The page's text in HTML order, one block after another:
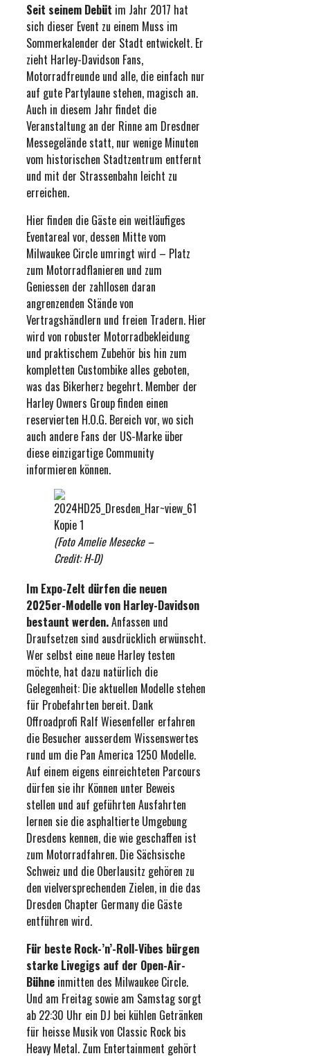
Seit seinem Debüt im Jahr 2017 hat
sich dieser Event zu einem Muss im
Sommerkalender der Stadt entwickelt. Er
zieht Harley-Davidson Fans,
Motorradfreunde und alle, die einfach nur
auf gute Partylaune stehen, magisch an.
Auch in diesem Jahr findet die
Veranstaltung an der Rinne am Dresdner
Messegelände statt, nur wenige Minuten
vom historischen Stadtzentrum entfernt
und mit der Strassenbahn leicht zu
erreichen.
Hier finden die Gäste ein weitläufiges
Eventareal vor, dessen Mitte vom
Milwaukee Circle umringt wird – Platz
zum Motorradflanieren und zum
Geniessen der zahllosen daran
angrenzenden Stände von
Vertragshändlern und freien Tradern. Hier
wird von robuster Motorradbekleidung
und praktischem Zubehör bis hin zum
kompletten Custombike alles geboten,
was das Bikerherz begehrt. Member der
Harley Owners Group finden einen
reservierten H.O.G. Bereich vor, wo sich
auch andere Fans der US-Marke über
diese einzigartige Community
informieren können.
(Foto Amelie Mesecke –
Credit: H-D)
Im Expo-Zelt dürfen die neuen
2025er-Modelle von Harley-Davidson
bestaunt werden.Anfassen und
Draufsetzen sind ausdrücklich erwünscht.
Wer selbst eine neue Harley testen
möchte, hat dazu natürlich die
Gelegenheit: Die aktuellen Modelle stehen
für Probefahrten bereit. Dank
Offroadprofi Ralf Wiesenfeller erfahren
die Besucher ausserdem Wissenswertes
rund um die Pan America 1250 Modelle.
Auf einem eigens einreichteten Parcours
dürfen sie ihr Können unter Beweis
stellen und auf geführten Ausfahrten
lernen sie die asphaltierte Umgebung
Dresdens kennen, die wie geschaffen ist
zum Motorradfahren. Die Sächsische
Schweiz und die Oberlausitz gehören zu
den vielversprechenden Zielen, in die das
Dresden Chapter Germany die Gäste
entführen wird.
Für beste Rock-’n’-Roll-Vibes bürgen
starke Livegigs auf der Open-Air-
Bühne inmitten des Milwaukee Circle.
Und am Freitag sowie am Samstag sorgt
ab 22:30 Uhr ein DJ bei kühlen Getränken
für heisse Musik von Classic Rock bis
Heavy Metal. Zum Entertainment gehört